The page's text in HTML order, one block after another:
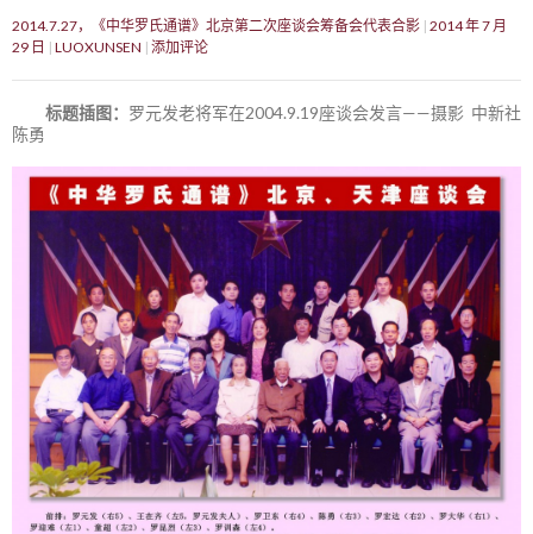
2014.7.27，《中华罗氏通谱》北京第二次座谈会筹备会代表合影 2014 年 7 月
29 日
LUOXUNSEN 添加评论
标题插图： 罗元发老将军在2004.9.19座谈会发言——摄影 中新社
陈勇